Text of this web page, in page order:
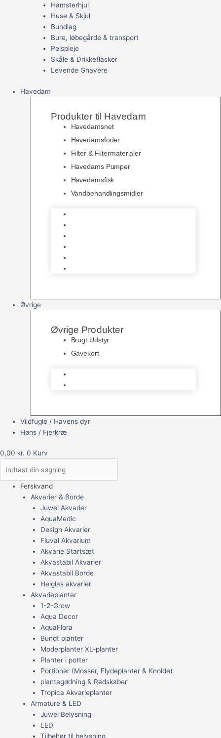
Hamsterhjul
Huse & Skjul
Bundlag
Bure, løbegårde & transport
Pelspleje
Skåle & Drikkeflasker
Levende Gnavere
Havedam
Produkter til Havedam
Havedamsnet
Havedamsfoder
Filter & Filtermaterialer
Havedams Pumper
Havedamsfisk
Vandbehandlingsmidler
Øvrige
Øvrige Produkter
Brugt Udstyr
Gavekort
Vildfugle / Havens dyr
Høns / Fjerkræ
0,00 kr. 0 Kurv
Ferskvand
Akvarier & Borde
Juwel Akvarier
AquaMedic
Design Akvarier
Fluval Akvarium
Akvarie Startsæt
Akvastabil Akvarier
Akvastabil Borde
Helglas akvarier
Akvarieplanter
1-2-Grow
Aqua Decor
AquaFlora
Bundt planter
Moderplanter XL-planter
Planter i potter
Portioner (Mosser, Flydeplanter & Knolde)
plantegødning & Redskaber
Tropica Akvarieplanter
Armature & LED
Juwel Belysning
LED
Tilbehør til belysning